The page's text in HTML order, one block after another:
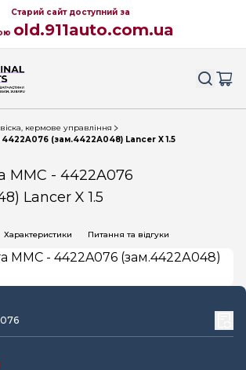
Старий сайт доступний за
old.911auto.com.ua
кермове управління
4422A076 (зам.4422А048) Lancer X 1.5
MMC - 4422A076
Lancer X 1.5
Характеристики Питання та відгуки